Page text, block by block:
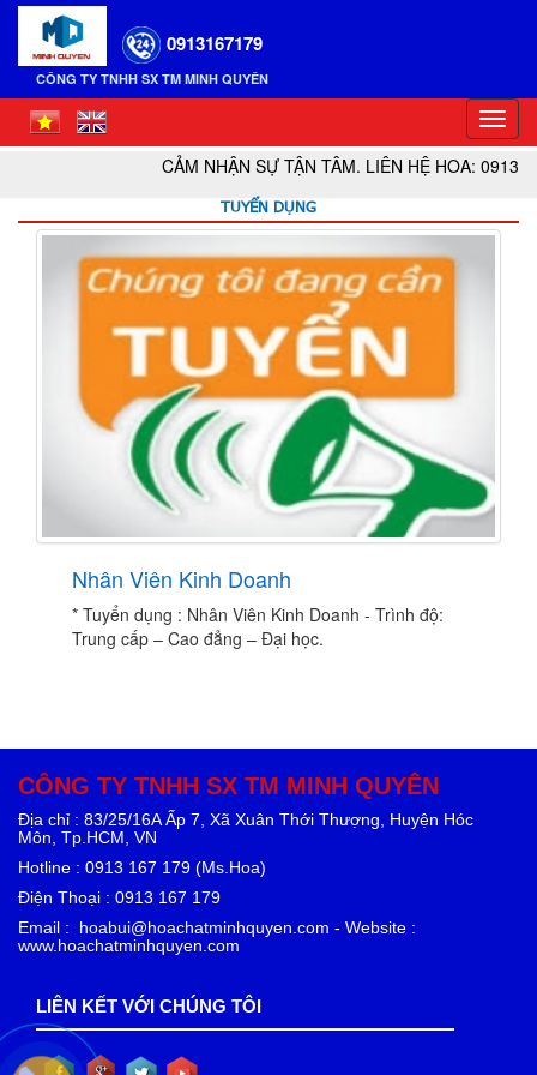
CÔNG TY TNHH SX TM MINH QUYÊN
0913167179
CẢM NHẬN SỰ TẬN TÂM. LIÊN HỆ HOA: 0913
TUYỂN DỤNG
Nhân Viên Kinh Doanh
* Tuyển dụng : Nhân Viên Kinh Doanh - Trình độ:
Trung cấp – Cao đẳng – Đại học.
CÔNG TY TNHH SX TM MINH QUYÊN
Địa chỉ : 83/25/16A Ấp 7, Xã Xuân Thới Thượng, Huyện Hóc
Môn, Tp.HCM, VN
Hotline : 0913 167 179 (Ms.Hoa)
Điện Thoại : 0913 167 179
Email : hoabui@hoachatminhquyen.com - Website :
www.hoachatminhquyen.com
LIÊN KẾT VỚI CHÚNG TÔI